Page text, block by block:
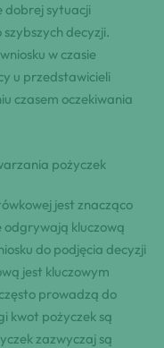
sytuacji
decyzji.
w czasie
u przedstawicieli
czasem oczekiwania
pożyczek
jest znacząco
odgrywają kluczową
do podjęcia decyzji
jest kluczowym
prowadzą do
kwot pożyczek są
zazwyczaj są